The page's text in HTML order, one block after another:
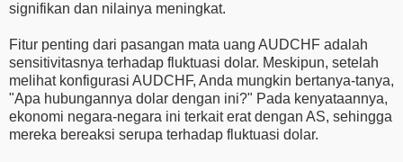
signifikan dan nilainya meningkat.
Fitur penting dari pasangan mata uang AUDCHF adalah
sensitivitasnya terhadap fluktuasi dolar. Meskipun, setelah
melihat konfigurasi AUDCHF, Anda mungkin bertanya-tanya,
"Apa hubungannya dolar dengan ini?" Pada kenyataannya,
ekonomi negara-negara ini terkait erat dengan AS, sehingga
mereka bereaksi serupa terhadap fluktuasi dolar.